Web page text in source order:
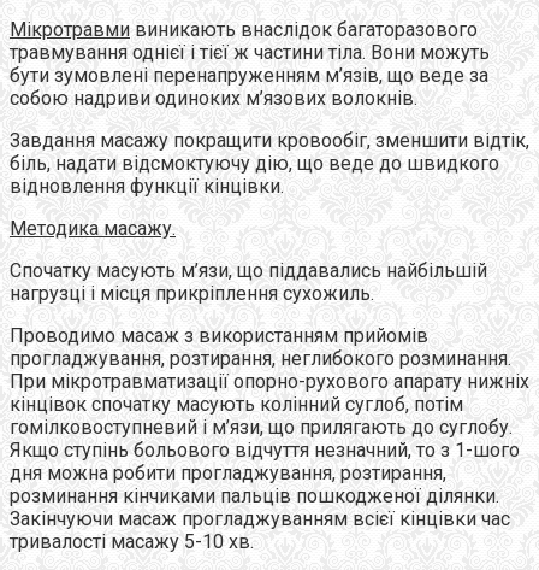
Мікротравми виникають внаслідок багаторазового
травмування однієї і тієї ж частини тіла. Вони можуть
бути зумовлені перенапруженням м’язів, що веде за
собою надриви одиноких м’язових волокнів.
Завдання масажу покращити кровообіг, зменшити відтік,
біль, надати відсмоктуючу дію, що веде до швидкого
відновлення функції кінцівки.
Методика масажу.
Спочатку масують м’язи, що піддавались найбільшій
нагрузці і місця прикріплення сухожиль.
Проводимо масаж з використанням прийомів
прогладжування, розтирання, неглибокого розминання.
При мікротравматизації опорно-рухового апарату нижніх
кінцівок спочатку масують колінний суглоб, потім
гомілковоступневий і м’язи, що прилягають до суглобу.
Якщо ступінь больового відчуття незначний, то з 1-шого
дня можна робити прогладжування, розтирання,
розминання кінчиками пальців пошкодженої ділянки.
Закінчуючи масаж прогладжуванням всієї кінцівки час
тривалості масажу 5-10 хв.